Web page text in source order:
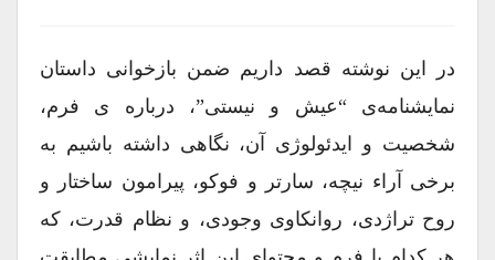
در این نوشته قصد داریم ضمن بازخوانی داستان
نمایشنامه‌ی “عیش و نیستی”، درباره ی فرم،
شخصیت و ایدئولوژی آن، نگاهی داشته باشیم به
برخی آراء نیچه، سارتر و فوکو، پیرامون ساختار و
روح تراژدی، روانکاوی وجودی، و نظام قدرت، که